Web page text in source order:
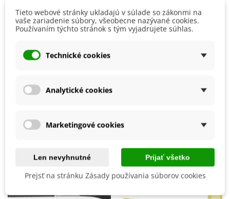
Výrobca
BAKTOMA
Veľkosť Balenia
100 g
Zloženie
Tieto webové stránky ukladajú v súlade so zákonmi na
vaše zariadenie súbory, všeobecne nazývané cookies.
Používaním týchto stránok s tým vyjadrujete súhlas.
Technické cookies
Analytické cookies
Marketingové cookies
Len nevyhnutné Prijať všetko
Prejsť na stránku Zásady používania súborov cookies